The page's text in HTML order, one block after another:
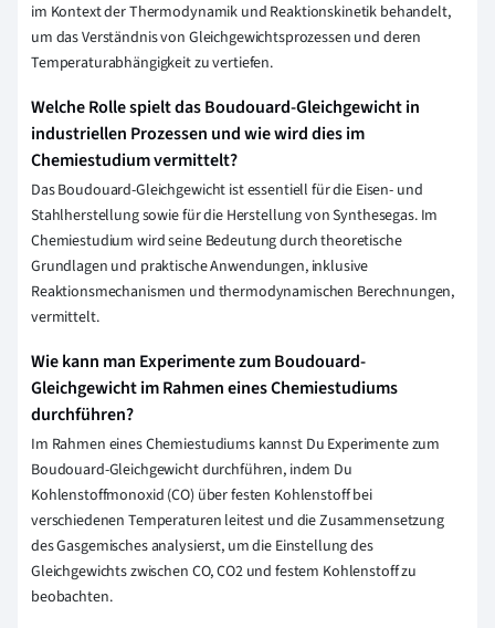
im Kontext der Thermodynamik und Reaktionskinetik behandelt,
um das Verständnis von Gleichgewichtsprozessen und deren
Temperaturabhängigkeit zu vertiefen.
Welche Rolle spielt das Boudouard-Gleichgewicht in
industriellen Prozessen und wie wird dies im
Chemiestudium vermittelt?
Das Boudouard-Gleichgewicht ist essentiell für die Eisen- und
Stahlherstellung sowie für die Herstellung von Synthesegas. Im
Chemiestudium wird seine Bedeutung durch theoretische
Grundlagen und praktische Anwendungen, inklusive
Reaktionsmechanismen und thermodynamischen Berechnungen,
vermittelt.
Wie kann man Experimente zum Boudouard-
Gleichgewicht im Rahmen eines Chemiestudiums
durchführen?
Im Rahmen eines Chemiestudiums kannst Du Experimente zum
Boudouard-Gleichgewicht durchführen, indem Du
Kohlenstoffmonoxid (CO) über festen Kohlenstoff bei
verschiedenen Temperaturen leitest und die Zusammensetzung
des Gasgemisches analysierst, um die Einstellung des
Gleichgewichts zwischen CO, CO2 und festem Kohlenstoff zu
beobachten.